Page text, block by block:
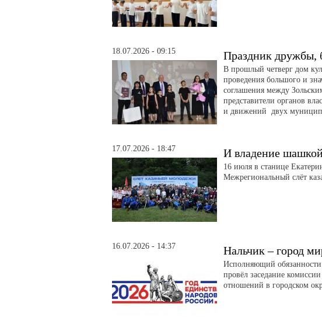
18.07.2026 - 09:15 Праздник дружбы,
В прошлый четверг дом
проведения большого и
соглашения между
представители органов
и движений двух
17.07.2026 - 18:47 И владение
16 июля в станице
Межрегиональный слёт
16.07.2026 - 14:37 Нальчик – город
Исполняющий
провёл заседание
отношений в городском